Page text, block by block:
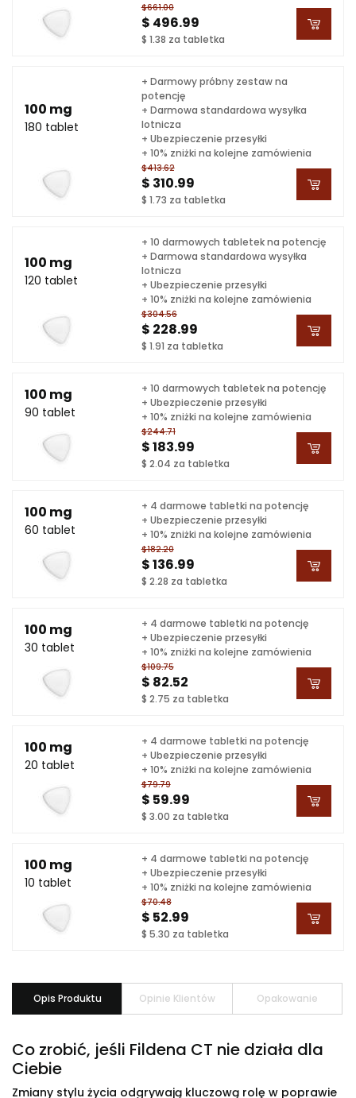
$661.00
$ 496.99
$ 1.38 za tabletka
100 mg
180 tablet
$413.62
$ 310.99
$ 1.73 za tabletka
+ Darmowy próbny zestaw na
potencję
+ Darmowa standardowa wysyłka
lotnicza
+ Ubezpieczenie przesyłki
+ 10% zniżki na kolejne zamówienia
100 mg
120 tablet
$304.56
$ 228.99
$ 1.91 za tabletka
+ 10 darmowych tabletek na potencję
+ Darmowa standardowa wysyłka
lotnicza
+ Ubezpieczenie przesyłki
+ 10% zniżki na kolejne zamówienia
100 mg
90 tablet
$244.71
$ 183.99
$ 2.04 za tabletka
+ 10 darmowych tabletek na potencję
+ Ubezpieczenie przesyłki
+ 10% zniżki na kolejne zamówienia
100 mg
60 tablet
$182.20
$ 136.99
$ 2.28 za tabletka
+ 4 darmowe tabletki na potencję
+ Ubezpieczenie przesyłki
+ 10% zniżki na kolejne zamówienia
100 mg
30 tablet
$109.75
$ 82.52
$ 2.75 za tabletka
+ 4 darmowe tabletki na potencję
+ Ubezpieczenie przesyłki
+ 10% zniżki na kolejne zamówienia
100 mg
20 tablet
$79.79
$ 59.99
$ 3.00 za tabletka
+ 4 darmowe tabletki na potencję
+ Ubezpieczenie przesyłki
+ 10% zniżki na kolejne zamówienia
100 mg
10 tablet
$70.48
$ 52.99
$ 5.30 za tabletka
+ 4 darmowe tabletki na potencję
+ Ubezpieczenie przesyłki
+ 10% zniżki na kolejne zamówienia
Opis Produktu Opinie Klientów Opakowanie
Co zrobić, jeśli Fildena CT nie działa dla
Ciebie
Zmiany stylu życia odgrywają kluczową rolę w poprawie